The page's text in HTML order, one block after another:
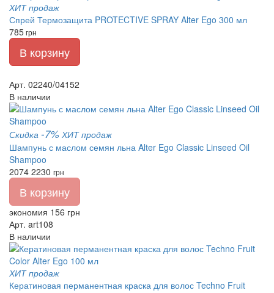
ХИТ продаж
Спрей Термозащита PROTECTIVE SPRAY Alter Ego 300 мл
785грн
В корзину
Арт. 02240/04152
В наличии
Скидка -7% ХИТ продаж
Шампунь с маслом семян льна Alter Ego Classic Linseed Oil
Shampoo
2074 2230 грн
В корзину
экономия 156 грн
Арт. art108
В наличии
ХИТ продаж
Кератиновая перманентная краска для волос Techno Fruit